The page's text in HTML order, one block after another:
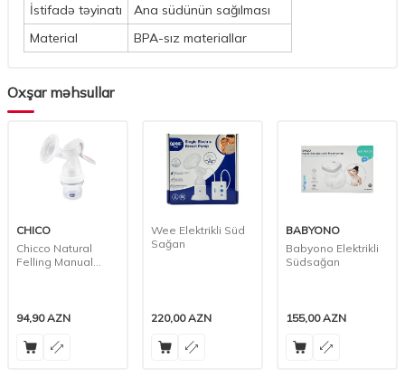
İstifadə təyinatı
Ana südünün sağılması
Material
BPA-sız materiallar
Oxşar məhsullar
CHICO
Chicco Natural
Felling Manual
94,90AZN
Wee Elektrikli Süd
Sağan
220,00AZN
BABYONO
Babyono Elektrikli
Südsağan
155,00AZN